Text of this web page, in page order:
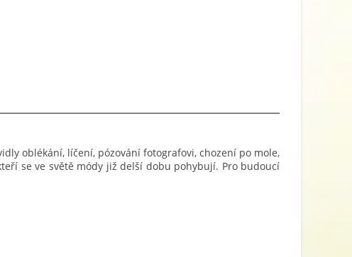
oblékání, líčení, pózování fotografovi, chození po mole,
se ve světě módy již delší dobu pohybují. Pro budoucí